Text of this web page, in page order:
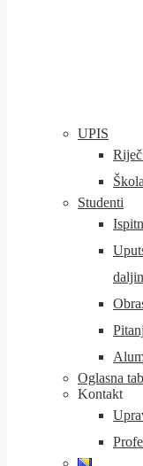
UPIS
Studenti
Oglasna
Kontakt